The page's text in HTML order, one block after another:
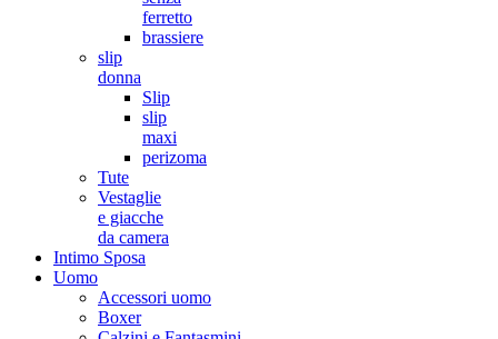
ferretto
brassiere
slip
donna
Slip
slip
maxi
perizoma
Tute
Vestaglie
e giacche
da camera
Intimo Sposa
Uomo
Accessori uomo
Boxer